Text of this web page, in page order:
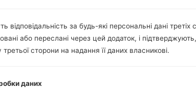
Завантажте на свій
Далі завантажте та
Вам потрібно 1
відповідальність за будь-які персональні дані третіх
або переслані через цей додаток, і
сторони на надання її даних власникові.
даних